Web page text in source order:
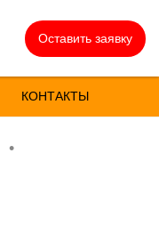
Оставить заявку
КОНТАКТЫ
•